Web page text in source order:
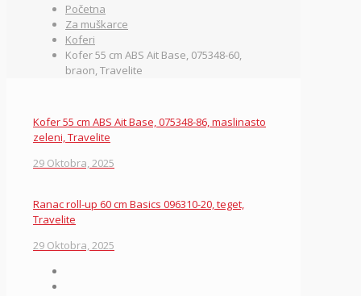
Početna
Za muškarce
Koferi
Kofer 55 cm ABS Ait Base, 075348-60,
braon, Travelite
Kofer 55 cm ABS Ait Base, 075348-86, maslinasto
zeleni, Travelite
29 Oktobra, 2025
Ranac roll-up 60 cm Basics 096310-20, teget,
Travelite
29 Oktobra, 2025